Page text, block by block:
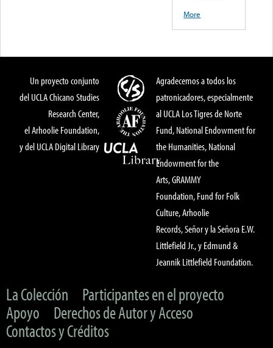
More
Un proyecto conjunto
del UCLA Chicano Studies
Research Center,
el Arhoolie Foundation,
y del UCLA Digital Library
Agradecemos a todos los
patronicadores, especialmente
al UCLA Los Tigres de Norte
Fund, National Endowment for
the Humanities, National
Endowment for the
Arts, GRAMMY
Foundation, Fund for Folk
Culture, Arhoolie
Records, Señor y la Señora E.W.
Littlefield Jr., y Edmund &
Jeannik Littlefield Foundation.
La Colección
Participantes en el proyecto
Apoyo
Derechos de Autor y Acceso
Contactos y Créditos